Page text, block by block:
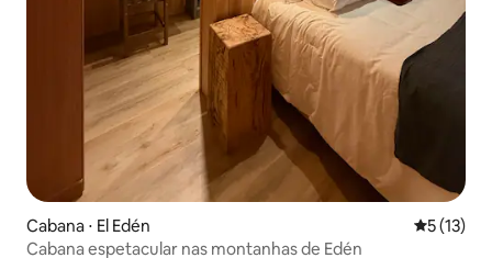
Cabana ⋅ El Edén 5 de uma
5 (13)
Cabana espetacular nas montanhas de Edén